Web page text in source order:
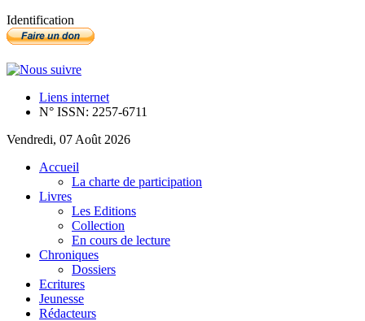
Identification
Liens internet
N° ISSN: 2257-6711
Vendredi, 07 Août 2026
Accueil
La charte de participation
Livres
Les Editions
Collection
En cours de lecture
Chroniques
Dossiers
Ecritures
Jeunesse
Rédacteurs